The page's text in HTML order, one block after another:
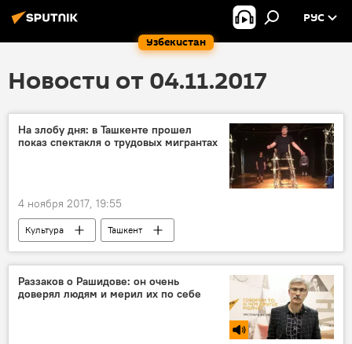
Узбекистан
РУС
Новости от 04.11.2017
На злобу дня: в Ташкенте прошел
показ спектакля о трудовых мигрантах
4 ноября 2017, 19:55
Культура Ташкент
Раззаков о Рашидове: он очень
доверял людям и мерил их по себе